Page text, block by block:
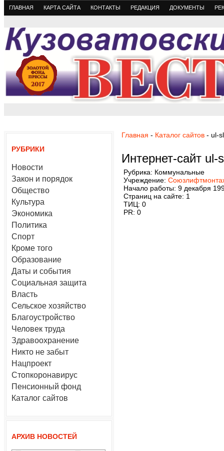
ГЛАВНАЯ КАРТА САЙТА КОНТАКТЫ РЕДАКЦИЯ ДОКУМЕНТЫ
РУБРИКИ
Новости
Закон и порядок
Общество
Культура
Экономика
Политика
Спорт
Кроме того
Образование
Даты и события
Социальная защита
Власть
Сельское хозяйство
Благоустройство
Человек труда
Здравоохранение
Никто не забыт
Нацпроект
Стопкоронавирус
Пенсионный фонд
Каталог сайтов
АРХИВ НОВОСТЕЙ
Главная - Каталог сайтов - ul-
Интернет-сайт ul-
Рубрика: Коммунальные
Учреждение:
Начало работы: 9 декабря
Страниц на сайте: 1
ТИЦ: 0
PR: 0